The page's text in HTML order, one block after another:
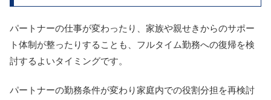
パートナーの仕事が変わったり、家族や親せきからのサポー
ト体制が整ったりすることも、フルタイム勤務への復帰を検
討するよいタイミングです。
パートナーの勤務条件が変わり家庭内での役割分担を再検討